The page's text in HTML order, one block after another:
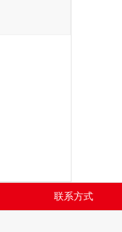
联系方式